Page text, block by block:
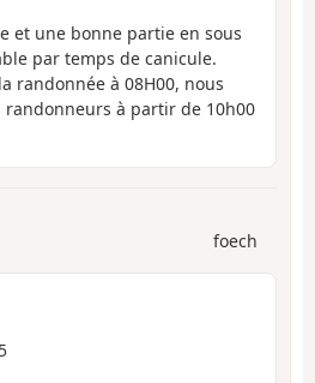
et une bonne partie en sous
par temps de canicule.
randonnée à 08H00, nous
randonneurs à partir de 10h00
foech
5